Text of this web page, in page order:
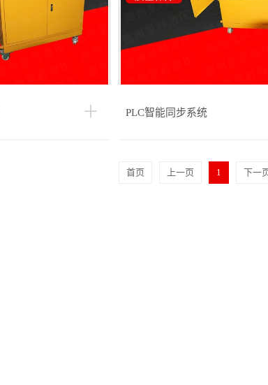
PLC智能同步系统
首页 上一页 1 下一